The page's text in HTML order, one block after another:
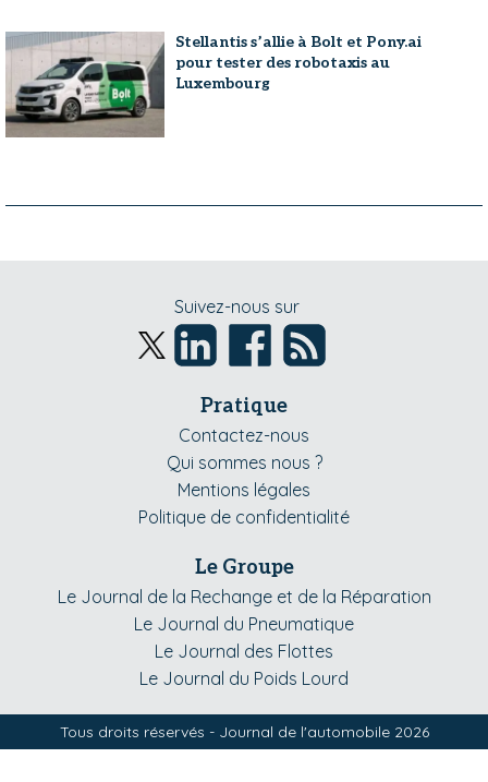
Stellantis s’allie à Bolt et Pony.ai
pour tester des robotaxis au
Luxembourg
Suivez-nous sur
Pratique
Contactez-nous
Qui sommes nous ?
Mentions légales
Politique de confidentialité
Le Groupe
Le Journal de la Rechange et de la Réparation
Le Journal du Pneumatique
Le Journal des Flottes
Le Journal du Poids Lourd
Tous droits réservés - Journal de l'automobile 2026